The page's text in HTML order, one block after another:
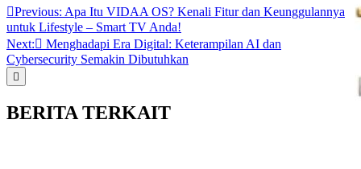
Post
navigation
Previous: Apa Itu VIDAA OS? Kenali Fitur dan Keunggulannya
untuk Lifestyle – Smart TV Anda!
Next:
Menghadapi Era Digital: Keterampilan AI dan
Cybersecurity Semakin Dibutuhkan
BERITA TERKAIT